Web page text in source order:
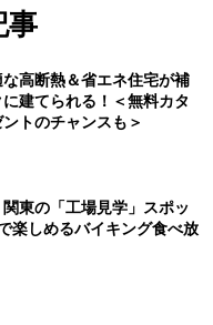
事
高断熱＆省エネ住宅が補
建てられる！＜無料カタ
トのチャンスも＞
東の「工場見学」スポッ
楽しめるバイキング食べ放